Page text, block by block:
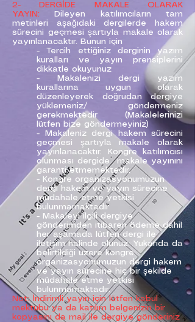
2- DERGİDE MAKALE OLARAK
YAYIN: Dileyen katılımcıların tam
metinleri aşağıdaki dergilerde hakem
sürecini geçmesi şartıyla makale olarak
yayınlanacaktır. Bunun için
- Tercih ettiğiniz derginin yazım
kuralları ve yayın prensiplerini
dikkatle okuyunuz
- Makalenizi dergi yazım
kurallarına uygun olarak
düzenleyerek doğrudan dergiye
yüklemeniz/ göndermeniz
gerekmektedir (Makalelerinizi
lütfen bize göndermeyiniz)
- Makaleniz dergi hakem sürecini
geçmesi şartıyla makale olarak
yayınlanacaktır. Kongre katılımcısı
olunması dergide makale yayınını
garanti etmemektedir.
- Kongre organizasyonumuzun
dergi hakem ve yayın sürecine
müdahale etme yetkisi
bulunmamaktadır
- Makaleyi ilgili dergiye
gönderimden itibaren ödeme dahil
her aşamada lütfen dergi ile
iletişim halinde olunuz. Yukarıda da
belirtildiği üzere kongre
organizasyonumuzun dergi hakem
ve yayın sürecine hiç bir şekilde
müdahale etme yetkisi
bulunmamaktadır.
Not: İndirimli yayın için lütfen kabul
mektubu ya da katılım belgenizin bir
kopyasını da mail ile dergiye gönderiniz